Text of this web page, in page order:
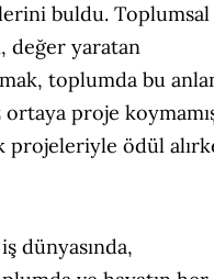
buldu. Toplumsal
değer yaratan
toplumda bu
ortaya proje
ödül
dünyasında,